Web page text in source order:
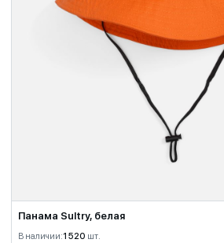
Панама Sultry, белая
В наличии:1 520 шт.